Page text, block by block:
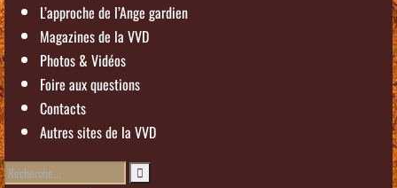
L’approche de l’Ange gardien
Magazines de la VVD
Photos & Vidéos
Foire aux questions
Contacts
Autres sites de la VVD